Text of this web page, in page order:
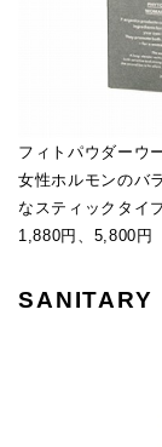
フィトパウダーウ
女性ホルモンのバ
なスティックタイプ
1,880円、5,800
SANITARY